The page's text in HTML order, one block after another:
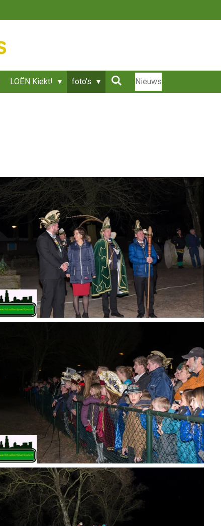
LOËN Kiekt! foto's Nieuws